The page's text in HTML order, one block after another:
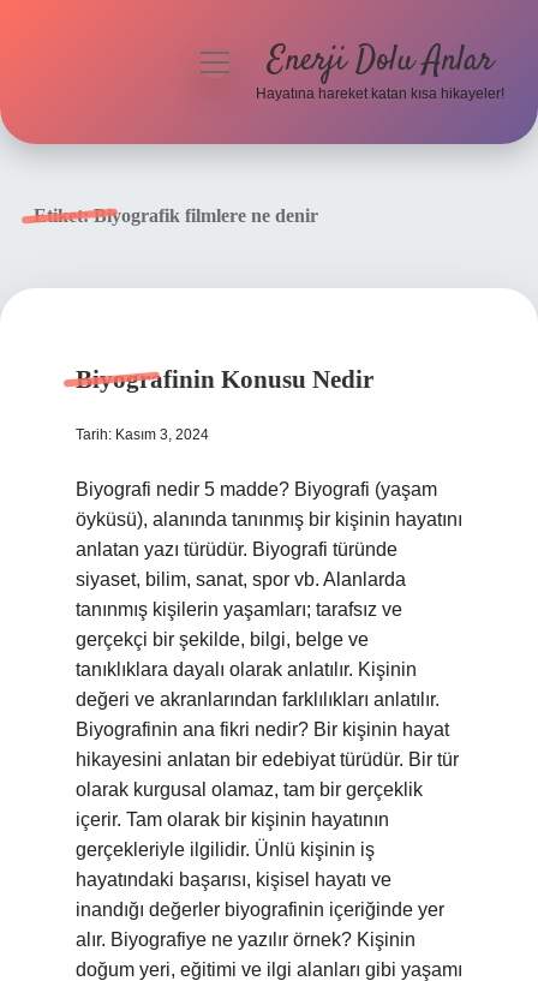
menüyüEnerji Dolu Anlar
Hayatına hareket katan kısa hikayeler!
Etiket:Biyografik filmlere ne denir
Biyografinin Konusu Nedir
Tarih: Kasım 3, 2024
Biyografi nedir 5 madde? Biyografi (yaşam
öyküsü), alanında tanınmış bir kişinin hayatını
anlatan yazı türüdür. Biyografi türünde
siyaset, bilim, sanat, spor vb. Alanlarda
tanınmış kişilerin yaşamları; tarafsız ve
gerçekçi bir şekilde, bilgi, belge ve
tanıklıklara dayalı olarak anlatılır. Kişinin
değeri ve akranlarından farklılıkları anlatılır.
Biyografinin ana fikri nedir? Bir kişinin hayat
hikayesini anlatan bir edebiyat türüdür. Bir tür
olarak kurgusal olamaz, tam bir gerçeklik
içerir. Tam olarak bir kişinin hayatının
gerçekleriyle ilgilidir. Ünlü kişinin iş
hayatındaki başarısı, kişisel hayatı ve
inandığı değerler biyografinin içeriğinde yer
alır. Biyografiye ne yazılır örnek? Kişinin
doğum yeri, eğitimi ve ilgi alanları gibi yaşamı